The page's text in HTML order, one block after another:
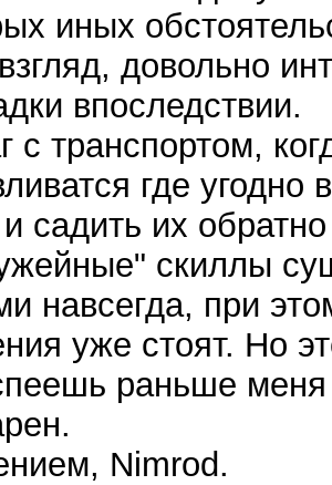
иных
довольно
впоследствии.
с транспортом,
где
садить их
скиллы
навсегда, при
уже стоят. Но
раньше меня
Nimrod.